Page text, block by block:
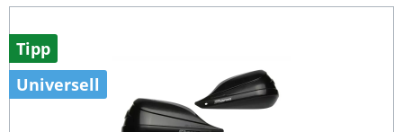
Tipp
Universell